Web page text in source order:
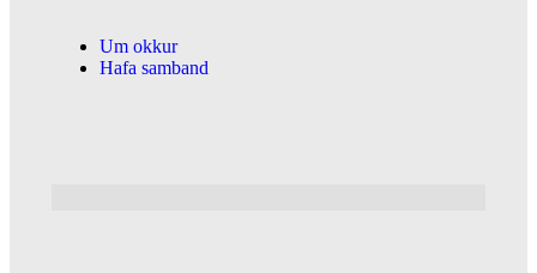
Um okkur
Hafa samband